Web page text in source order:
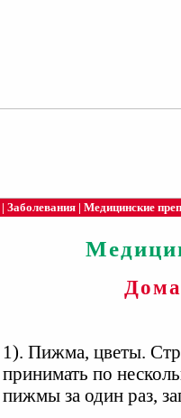
| Заболевания | Медицинские
1). Пижма, цветы.
принимать по
пижмы за один раз,